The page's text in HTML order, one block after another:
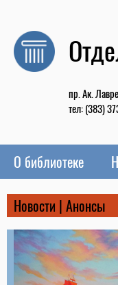
пр. Ак.
тел: (383)
О библиотеке
Новости | Анонсы